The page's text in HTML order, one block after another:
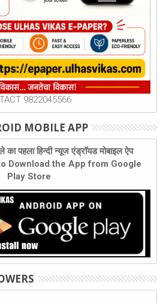
9822045566
MOBILE APP
का पहला हिन्दी न्यूज एंड्रॉयड मोबाइल ऐप
Download the App from Google
Play Store